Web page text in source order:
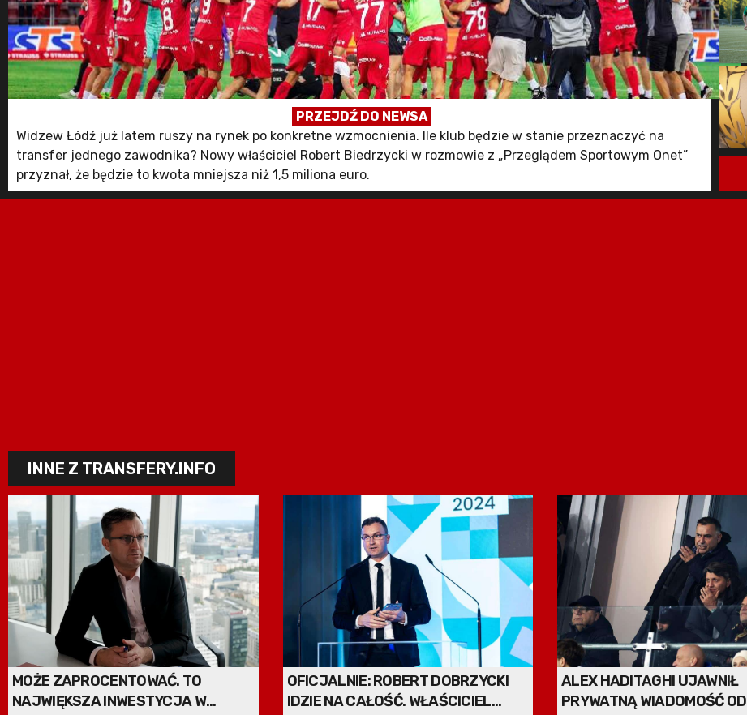
PRZEJDŹ DO NEWSA
Widzew Łódź już latem ruszy na rynek po konkretne wzmocnienia. Ile klub będzie w stanie przeznaczyć na
transfer jednego zawodnika? Nowy właściciel Robert Biedrzycki w rozmowie z „Przeglądem Sportowym Onet”
przyznał, że będzie to kwota mniejsza niż 1,5 miliona euro.
INNE Z TRANSFERY.INFO
MOŻE ZAPROCENTOWAĆ. TO
NAJWIĘKSZA INWESTYCJA W
OFICJALNIE: ROBERT DOBRZYCKI
IDZIE NA CAŁOŚĆ. WŁAŚCICIEL
ALEX HADITAGHI UJAWNIŁ
PRYWATNĄ WIADOMOŚĆ OD